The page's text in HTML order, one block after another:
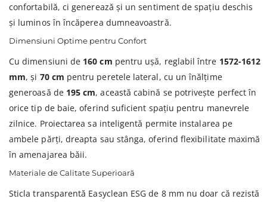
confortabilă, ci generează și un sentiment de spațiu deschis
și luminos în încăperea dumneavoastră.
Dimensiuni Optime pentru Confort
Cu dimensiuni de 160 cm pentru ușă, reglabil între 1572-1612
mm, și 70 cm pentru peretele lateral, cu un înălțime
generoasă de 195 cm, această cabină se potrivește perfect în
orice tip de baie, oferind suficient spațiu pentru manevrele
zilnice. Proiectarea sa inteligentă permite instalarea pe
ambele părți, dreapta sau stânga, oferind flexibilitate maximă
în amenajarea băii.
Materiale de Calitate Superioară
Sticla transparentă Easyclean ESG de 8 mm nu doar că rezistă